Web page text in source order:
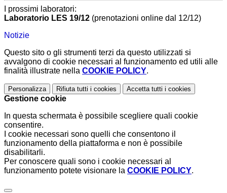
I prossimi laboratori:
Laboratorio LES 19/12 (prenotazioni online dal 12/12)
Notizie
Questo sito o gli strumenti terzi da questo utilizzati si
avvalgono di cookie necessari al funzionamento ed utili alle
finalità illustrate nella COOKIE POLICY.
Personalizza Rifiuta tutti i cookies Accetta tutti i cookies
Gestione cookie
In questa schermata è possibile scegliere quali cookie
consentire.
I cookie necessari sono quelli che consentono il
funzionamento della piattaforma e non è possibile
disabilitarli.
Per conoscere quali sono i cookie necessari al
funzionamento potete visionare la COOKIE POLICY.